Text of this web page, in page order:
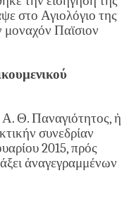
στο Αγιολόγιο της
Παϊσιον
Α. Θ. Παναγιότητος, ἡ
συνεδρίαν
2015, πρός
ἀναγεγραμμένων